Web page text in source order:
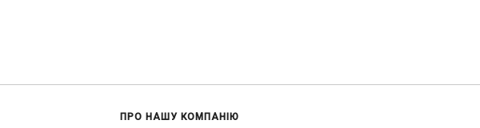
ПРО НАШУ КОМПАНІЮ